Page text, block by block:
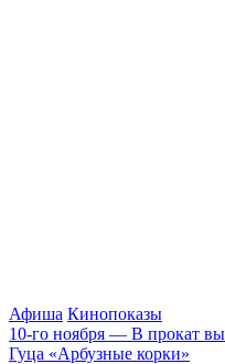
Афиша Кинопоказы
10-го ноября — В прокат
Гуца «Арбузные корки»